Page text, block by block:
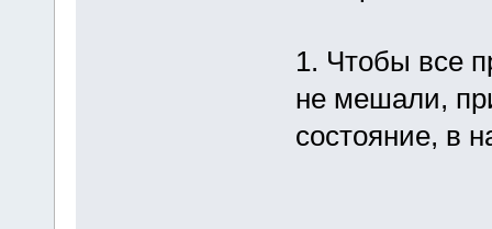
1. Чтобы все
не мешали,
состояние, в